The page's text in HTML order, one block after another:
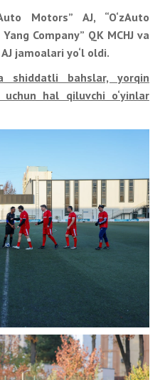
Motors” AJ, “O‘zAuto
Company” QK MCHJ va
jamoalari yo‘l oldi.
shiddatli bahslar, yorqin
hal qiluvchi o‘yinlar